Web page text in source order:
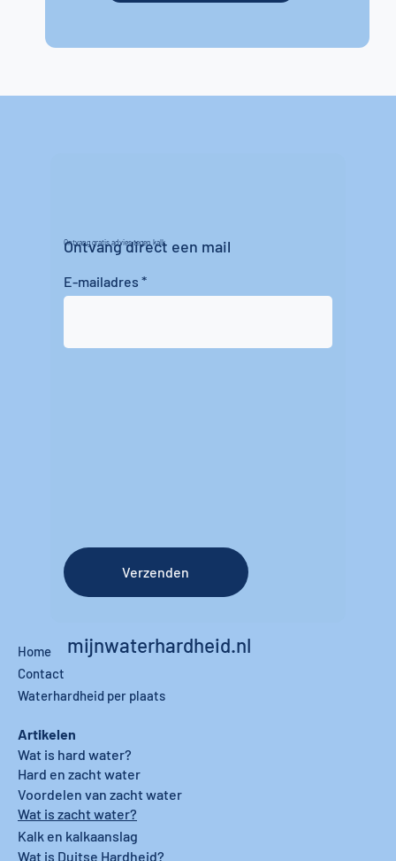
Ontvang gratis advies tegen kalk
Ontvang direct een mail
E-mailadres
Verzenden
mijnwaterhardheid.nl
Home
Contact
Waterhardheid per plaats
Artikelen
Wat is hard water?
Hard en zacht water
Wat is zacht water?
Voordelen van zacht water
Kalk en kalkaanslag
Wat is Duitse Hardheid?